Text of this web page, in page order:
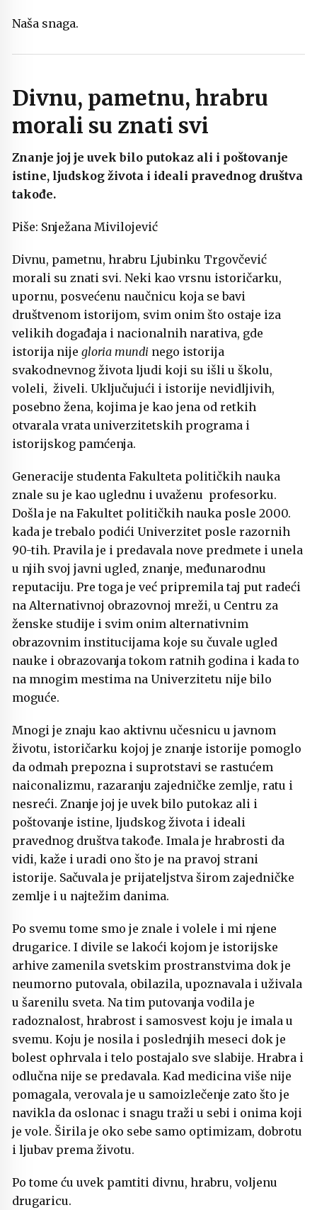
Naša snaga.
Divnu, pametnu, hrabru
morali su znati svi
Znanje joj je uvek bilo putokaz ali i poštovanje
istine, ljudskog života i ideali pravednog društva
takođe.
Piše: Snježana Mivilojević
Divnu, pametnu, hrabru Ljubinku Trgovčević
morali su znati svi. Neki kao vrsnu istoričarku,
upornu, posvećenu naučnicu koja se bavi
društvenom istorijom, svim onim što ostaje iza
velikih događaja i nacionalnih narativa, gde
istorija nije gloria mundi nego istorija
svakodnevnog života ljudi koji su išli u školu,
voleli, živeli. Uključujući i istorije nevidljivih,
posebno žena, kojima je kao jena od retkih
otvarala vrata univerzitetskih programa i
istorijskog pamćenja.
Generacije studenta Fakulteta političkih nauka
znale su je kao uglednu i uvaženu profesorku.
Došla je na Fakultet političkih nauka posle 2000.
kada je trebalo podići Univerzitet posle razornih
90-tih. Pravila je i predavala nove predmete i unela
u njih svoj javni ugled, znanje, međunarodnu
reputaciju. Pre toga je već pripremila taj put radeći
na Alternativnoj obrazovnoj mreži, u Centru za
ženske studije i svim onim alternativnim
obrazovnim institucijama koje su čuvale ugled
nauke i obrazovanja tokom ratnih godina i kada to
na mnogim mestima na Univerzitetu nije bilo
moguće.
Mnogi je znaju kao aktivnu učesnicu u javnom
životu, istoričarku kojoj je znanje istorije pomoglo
da odmah prepozna i suprotstavi se rastućem
naiconalizmu, razaranju zajedničke zemlje, ratu i
nesreći. Znanje joj je uvek bilo putokaz ali i
poštovanje istine, ljudskog života i ideali
pravednog društva takođe. Imala je hrabrosti da
vidi, kaže i uradi ono što je na pravoj strani
istorije. Sačuvala je prijateljstva širom zajedničke
zemlje i u najtežim danima.
Po svemu tome smo je znale i volele i mi njene
drugarice. I divile se lakoći kojom je istorijske
arhive zamenila svetskim prostranstvima dok je
neumorno putovala, obilazila, upoznavala i uživala
u šarenilu sveta. Na tim putovanja vodila je
radoznalost, hrabrost i samosvest koju je imala u
svemu. Koju je nosila i poslednjih meseci dok je
bolest ophrvala i telo postajalo sve slabije. Hrabra i
odlučna nije se predavala. Kad medicina više nije
pomagala, verovala je u samoizlečenje zato što je
navikla da oslonac i snagu traži u sebi i onima koji
je vole. Širila je oko sebe samo optimizam, dobrotu
i ljubav prema životu.
Po tome ću uvek pamtiti divnu, hrabru, voljenu
drugaricu.